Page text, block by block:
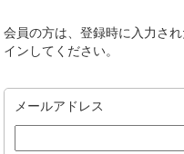
会員の方は、登録時に入力さ
インしてください。
メールアドレス